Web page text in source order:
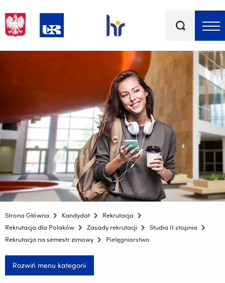
kluczowe
Strona Główna Kandydat
Rekrutacja
Rekrutacja dla Polaków
Zasady rekrutacji
Studia II stopnia
Rekrutacja na semestr zimowy
Pielęgniarstwo
Rozwiń menu kategorii